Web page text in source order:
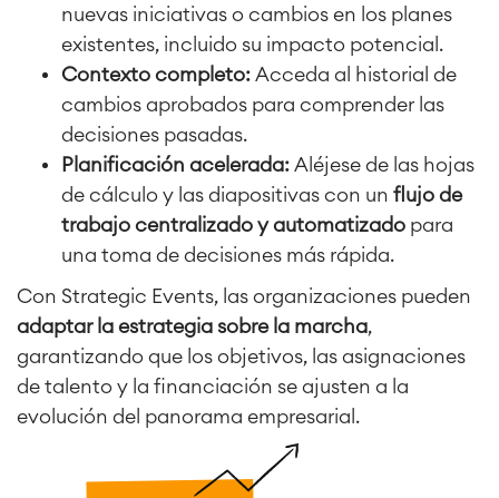
nuevas iniciativas o cambios en los planes
existentes, incluido su impacto potencial.
Contexto completo: Acceda al historial de
cambios aprobados para comprender las
decisiones pasadas.
Planificación acelerada: Aléjese de las hojas
de cálculo y las diapositivas con un flujo de
trabajo centralizado y automatizado para
una toma de decisiones más rápida.
Con Strategic Events, las organizaciones pueden
adaptar la estrategia sobre la marcha,
garantizando que los objetivos, las asignaciones
de talento y la financiación se ajusten a la
evolución del panorama empresarial.